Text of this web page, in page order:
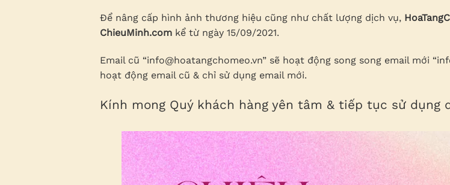
Để nâng cấp hình ảnh thương hiệu cũng như chất lượng dịch vụ,
ChieuMinh.com kể từ ngày 15/09/2021.
Email cũ “info@hoatangchomeo.vn” sẽ hoạt động song song email mới
hoạt động email cũ & chỉ sử dụng email mới.
Kính mong Quý khách hàng yên tâm & tiếp tục sử dụng